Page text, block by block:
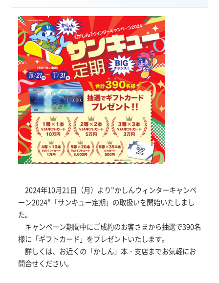
2024年10月21日（月）より"かしんウィンターキャンペ
ーン2024"「サンキュー定期」の取扱いを開始いたしまし
た。
キャンペーン期間中にご成約のお客さまから抽選で390名
様に「ギフトカード」をプレゼントいたします。
詳しくは、お近くの「かしん」本・支店までお気軽にお
問合せください。